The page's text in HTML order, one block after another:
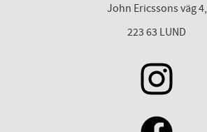
John Ericssons väg 4,
223 63 LUND